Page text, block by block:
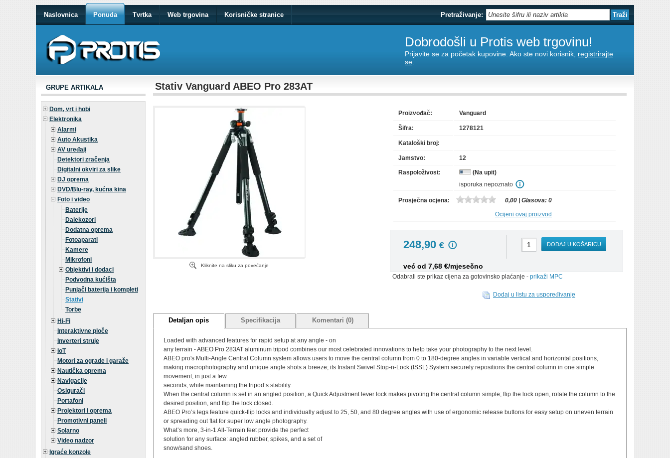
Naslovnica Ponuda Tvrtka Web trgovina Korisničke stranice Pretraživanje:
Dobrodošli u Protis web trgovinu!
Prijavite se za početak kupovine. Ako ste novi korisnik, registrirajte
se
GRUPE ARTIKALA
Dom, vrt i hobi
Elektronika
Alarmi
Auto Akustika
AV uređaji
Detektori zračenja
Digitalni okviri za slike
DJ oprema
DVD/Blu-ray, kućna kina
Foto i video
Baterije
Dalekozori
Dodatna oprema
Fotoaparati
Kamere
Mikrofoni
Objektivi i dodaci
Podvodna kućišta
Punjači baterija i kompleti
Stativi
Torbe
Hi-Fi
Interaktivne ploče
Inverteri struje
IoT
Motori za ograde i garaže
Nautička oprema
Navigacije
Osigurači
Portafoni
Projektori i oprema
Promotivni paneli
Solarno
Video nadzor
Igraće konzole
Stativ Vanguard ABEO Pro 283AT
Kliknite na sliku za povećanje
Proizvođač: Vanguard
Šifra: 1278121
Kataloški broj:
Jamstvo: 12
Raspoloživost:
(Na upit)
isporuka nepoznato
Prosječna ocjena: 0,00 | Glasova: 0
Ocijeni ovaj proizvod
248,90 €
već od 7,68 €/mjesečno
DODAJ U KOŠARICU
Odabrali ste prikaz cijena za gotovinsko plaćanje - prikaži MPC
Dodaj u listu za uspoređivanje
Detaljan opis Specifikacija Komentari (0)
Loaded with advanced features for rapid setup at any angle - on
any terrain - ABEO Pro 283AT aluminum tripod combines our most celebrated innovations to help take your photography to the next level.
ABEO pro's Multi-Angle Central Column system allows users to move the central column from 0 to 180-degree angles in variable vertical and horizontal positions,
making macrophotography and unique angle shots a breeze; its Instant Swivel Stop-n-Lock (ISSL) System securely repositions the central column in one simple
movement, in just a few
seconds, while maintaining the tripod’s stability.
When the central column is set in an angled position, a Quick Adjustment lever lock makes pivoting the central column simple; flip the lock open, rotate the column to the
desired position, and flip the lock closed.
ABEO Pro’s legs feature quick-flip locks and individually adjust to 25, 50, and 80 degree angles with use of ergonomic release buttons for easy setup on uneven terrain
or spreading out flat for super low angle photography.
What’s more, 3-in-1 All-Terrain feet provide the perfect
solution for any surface: angled rubber, spikes, and a set of
snow/sand shoes.